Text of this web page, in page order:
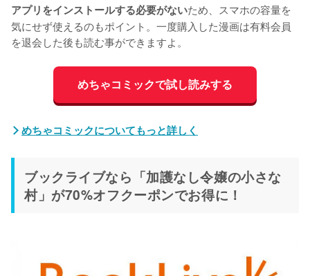
アプリをインストールする必要がないため、スマホの容量を
気にせず使えるのもポイント。一度購入した漫画は有料会員
を退会した後も読む事ができますよ。
めちゃコミックで試し読みする
めちゃコミックについてもっと詳しく
ブックライブなら「加護なし令嬢の小さな
村」が70%オフクーポンでお得に！